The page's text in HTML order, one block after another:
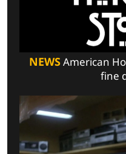
NEWSAmerican
fine